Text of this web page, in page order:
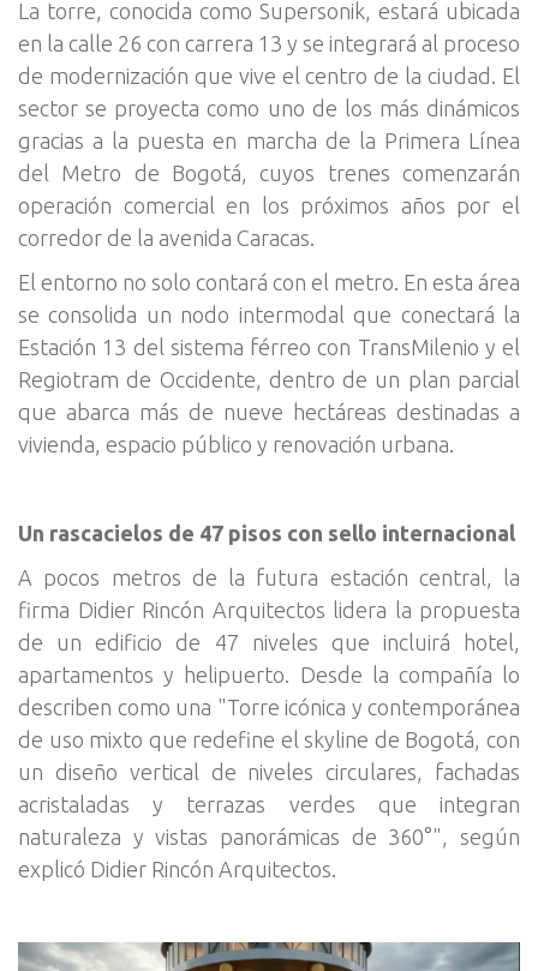
La torre, conocida como Supersonik, estará ubicada
en la calle 26 con carrera 13 y se integrará al proceso
de modernización que vive el centro de la ciudad. El
sector se proyecta como uno de los más dinámicos
gracias a la puesta en marcha de la Primera Línea
del Metro de Bogotá, cuyos trenes comenzarán
operación comercial en los próximos años por el
corredor de la avenida Caracas.
El entorno no solo contará con el metro. En esta área
se consolida un nodo intermodal que conectará la
Estación 13 del sistema férreo con TransMilenio y el
Regiotram de Occidente, dentro de un plan parcial
que abarca más de nueve hectáreas destinadas a
vivienda, espacio público y renovación urbana.
Un rascacielos de 47 pisos con sello internacional
A pocos metros de la futura estación central, la
firma Didier Rincón Arquitectos lidera la propuesta
de un edificio de 47 niveles que incluirá hotel,
apartamentos y helipuerto. Desde la compañía lo
describen como una "Torre icónica y contemporánea
de uso mixto que redefine el skyline de Bogotá, con
un diseño vertical de niveles circulares, fachadas
acristaladas y terrazas verdes que integran
naturaleza y vistas panorámicas de 360°", según
explicó Didier Rincón Arquitectos.